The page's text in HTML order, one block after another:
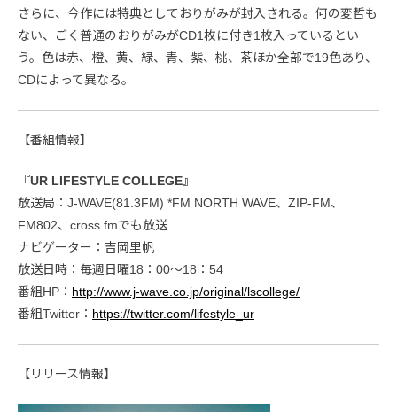
さらに、今作には特典としておりがみが封入される。何の変哲も
ない、ごく普通のおりがみがCD1枚に付き1枚入っているとい
う。色は赤、橙、黄、緑、青、紫、桃、茶ほか全部で19色あり、
CDによって異なる。
【番組情報】
『UR LIFESTYLE COLLEGE』
放送局：J-WAVE(81.3FM) *FM NORTH WAVE、ZIP-FM、
FM802、cross fmでも放送
ナビゲーター：吉岡里帆
放送日時：毎週日曜18：00〜18：54
番組HP： http://www.j-wave.co.jp/original/lscollege/
番組Twitter： https://twitter.com/lifestyle_ur
【リリース情報】